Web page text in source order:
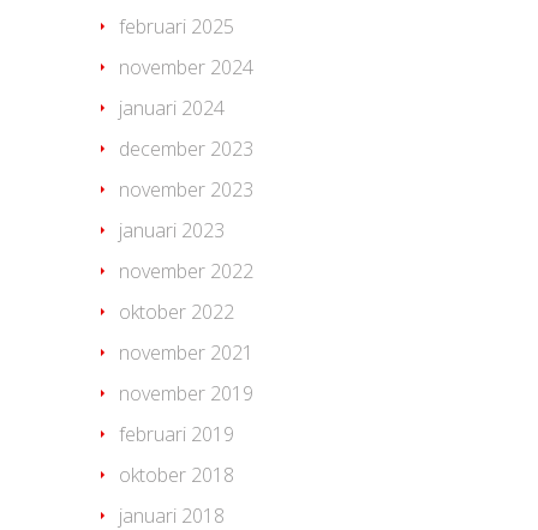
februari 2025
november 2024
januari 2024
december 2023
november 2023
januari 2023
november 2022
oktober 2022
november 2021
november 2019
februari 2019
oktober 2018
januari 2018